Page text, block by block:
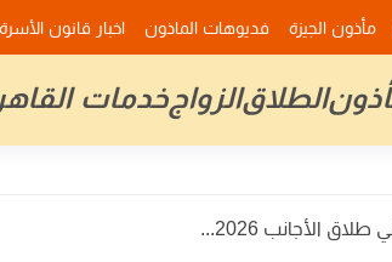
مأذون الجيزة فديوهات الماذون اخبار قانون
الطلاقالزواجخدمات
الأجانب 2026...